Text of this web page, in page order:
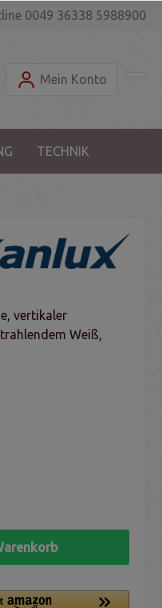
0049 36338 5988900
Mein Konto
TECHNIK
vertikaler
Weiß,